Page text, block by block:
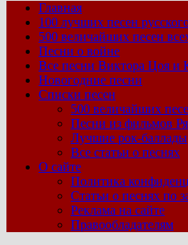
Главная
100 лучших песен
500 величайших песен
Песни о войне
Все песни Виктора Цоя
Новогодние песни
Списки песен
500 величайших
Песни из фильмов
Лучшие рок-баллады
Все статьи о песнях
О сайте
Политика
Статьи о песнях по
Реклама на сайте
Правообладателям